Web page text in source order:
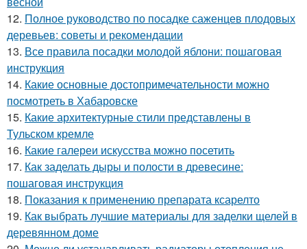
12. Полное руководство по посадке саженцев плодовых
деревьев: советы и рекомендации
13. Все правила посадки молодой яблони: пошаговая
инструкция
14. Какие основные достопримечательности можно
посмотреть в Хабаровске
15. Какие архитектурные стили представлены в
Тульском кремле
16. Какие галереи искусства можно посетить
17. Как заделать дыры и полости в древесине:
пошаговая инструкция
18. Показания к применению препарата ксарелто
19. Как выбрать лучшие материалы для заделки щелей в
деревянном доме